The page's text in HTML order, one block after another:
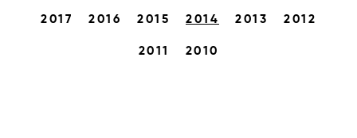
2017 2016 2015 2014 2013 2012
2011 2010